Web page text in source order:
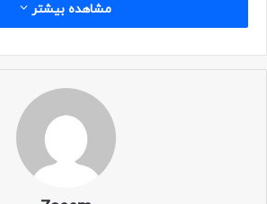
سادات گردان، ارادت ویژه‌ای داشت.
او همیشه شب‌های عملیات، سید ها را از
سربندهای “یا زهرا(س)” را میانشان توزیع
مشاهده بیشتر